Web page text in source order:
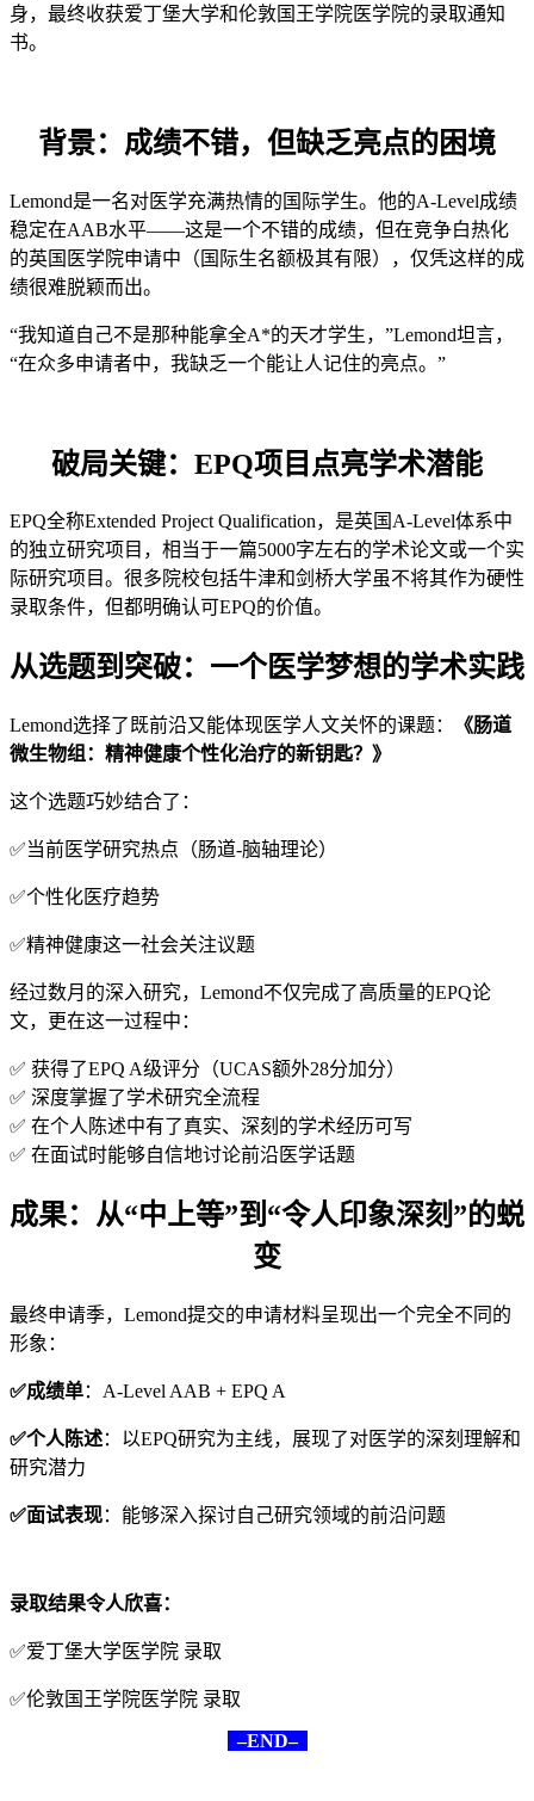
身，最终收获爱丁堡大学和伦敦国王学院医学院的录取通知
书。
背景：成绩不错，但缺乏亮点的困境
Lemond是一名对医学充满热情的国际学生。他的A-Level成绩
稳定在AAB水平——这是一个不错的成绩，但在竞争白热化
的英国医学院申请中（国际生名额极其有限），仅凭这样的成
绩很难脱颖而出。
“我知道自己不是那种能拿全A*的天才学生，”Lemond坦言，
“在众多申请者中，我缺乏一个能让人记住的亮点。”
破局关键：EPQ项目点亮学术潜能
EPQ全称Extended Project Qualification，是英国A-Level体系中
的独立研究项目，相当于一篇5000字左右的学术论文或一个实
际研究项目。很多院校包括牛津和剑桥大学虽不将其作为硬性
录取条件，但都明确认可EPQ的价值。
从选题到突破：一个医学梦想的学术实践
Lemond选择了既前沿又能体现医学人文关怀的课题：
《肠道
微生物组：精神健康个性化治疗的新钥匙？》
这个选题巧妙结合了：
✅当前医学研究热点（肠道-脑轴理论）
✅个性化医疗趋势
✅精神健康这一社会关注议题
经过数月的深入研究，Lemond不仅完成了高质量的EPQ论
文，更在这一过程中：
✅ 获得了EPQ A级评分（UCAS额外28分加分）
✅ 深度掌握了学术研究全流程
✅ 在个人陈述中有了真实、深刻的学术经历可写
✅ 在面试时能够自信地讨论前沿医学话题
成果：从“中上等”到“令人印象深刻”的蜕
变
最终申请季，Lemond提交的申请材料呈现出一个完全不同的
形象：
✅成绩单：A-Level AAB + EPQ A
✅个人陈述：以EPQ研究为主线，展现了对医学的深刻理解和
研究潜力
✅面试表现：能够深入探讨自己研究领域的前沿问题
录取结果令人欣喜：
✅爱丁堡大学医学院 录取
✅伦敦国王学院医学院 录取
–END–